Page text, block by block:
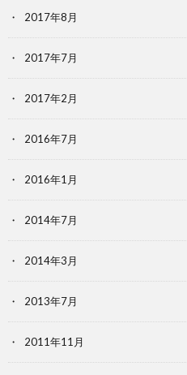
2017年8月
2017年7月
2017年2月
2016年7月
2016年1月
2014年7月
2014年3月
2013年7月
2011年11月